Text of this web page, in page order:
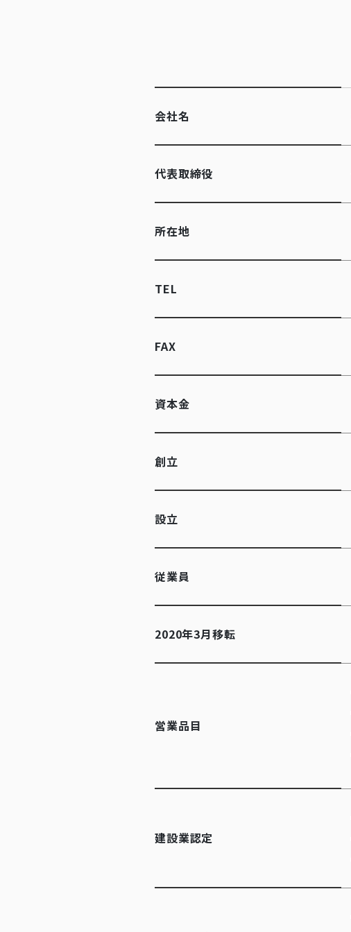
会社名
代表取締役
所在地
TEL
FAX
資本金
創立
設立
従業員
2020年3月移転
営業品目
建設業認定